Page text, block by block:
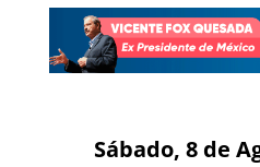
Sábado, 8 de